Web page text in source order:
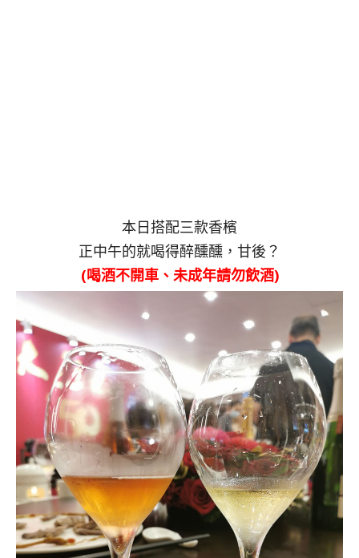
本日搭配三款香檳
正中午的就喝得醉醺醺，甘後？
(喝酒不開車、未成年請勿飲酒)